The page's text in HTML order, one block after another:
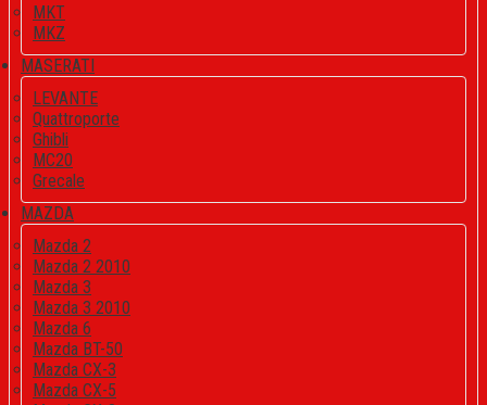
MKT
MKZ
MASERATI
LEVANTE
Quattroporte
Ghibli
MC20
Grecale
MAZDA
Mazda 2
Mazda 2 2010
Mazda 3
Mazda 3 2010
Mazda 6
Mazda BT-50
Mazda CX-3
Mazda CX-5